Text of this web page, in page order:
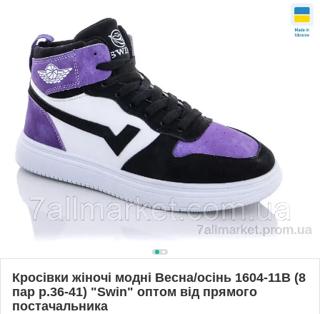
Кросівки жіночі модні Весна/осінь 1604-11B (8
пар р.36-41) "Swin" оптом від прямого
постачальника